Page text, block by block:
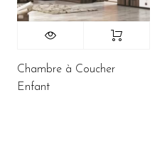
: 340.000CFA.
Chambre à Coucher
Enfant